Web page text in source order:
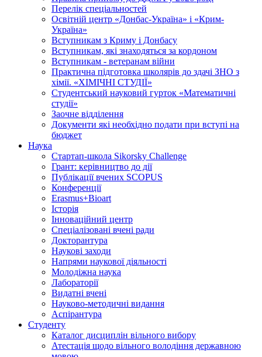
Перелік спеціальностей
Освітній центр «Донбас-Україна» і «Крим-
Україна»
Вступникам з Криму і Донбасу
Вступникам, які знаходяться за кордоном
Вступникам - ветеранам війни
Практична підготовка школярів до здачі ЗНО з
хімії. «ХІМІЧНІ СТУДІЇ»
Студентський науковий гурток «Математичні
студії»
Заочне відділення
Документи які необхідно подати при вступі на
бюджет
Наука
Стартап-школа Sikorsky Challenge
Грант: керівництво до дії
Публікації вчених SCOPUS
Конференції
Erasmus+Bioart
Історія
Інноваційний центр
Спеціалізовані вчені ради
Докторантура
Наукові заходи
Напрями наукової діяльності
Молодіжна наука
Лабораторії
Видатні вчені
Науково-методичні видання
Аспірантура
Студенту
Каталог дисциплін вільного вибору
Атестація щодо вільного володіння державною